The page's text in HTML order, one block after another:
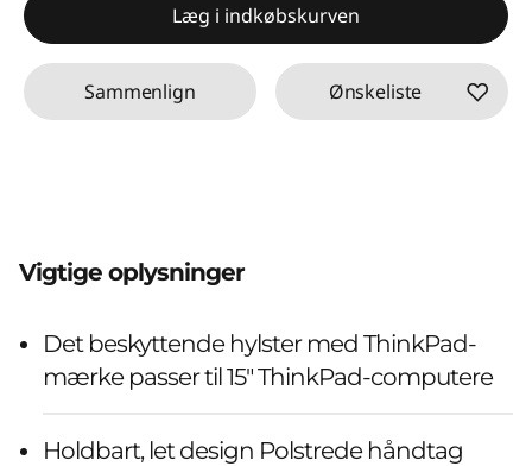
Læg i indkøbskurven
Sammenlign Ønskeliste
Vigtige oplysninger
Det beskyttende hylster med ThinkPad-
mærke passer til 15" ThinkPad-computere
Holdbart, let design Polstrede håndtag